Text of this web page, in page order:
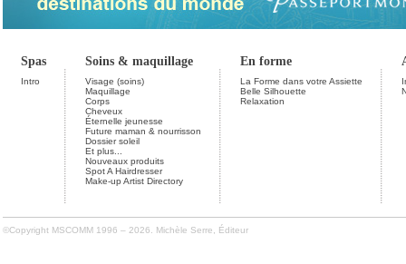
Spas Soins & maquillage En forme
Intro
Visage (soins)
Maquillage
Corps
Cheveux
Éternelle jeunesse
Future maman & nourrisson
Dossier soleil
Et plus...
Nouveaux produits
Spot A Hairdresser
Make-up Artist Directory
La Forme dans votre Assiette
Belle Silhouette
Relaxation
©Copyright MSCOMM 1996 – 2026. Michèle Serre, Éditeur